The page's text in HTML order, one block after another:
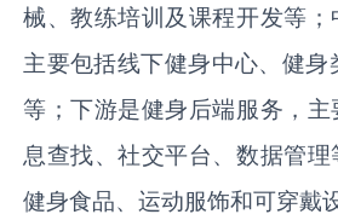
械、教练培训及课程开发等；
主要包括线下健身中心、健
等；下游是健身后端服务，
息查找、社交平台、数据管
健身食品、运动服饰和可穿戴